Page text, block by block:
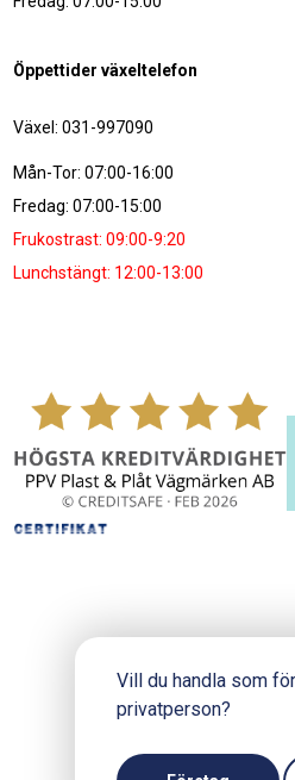
Öppettider växeltelefon
Växel: 031-997090
Mån-Tor: 07:00-16:00
Fredag: 07:00-15:00
Frukostrast: 09:00-9:20
Lunchstängt: 12:00-13:00
Produktion och
Vill du handla som
privatperson?